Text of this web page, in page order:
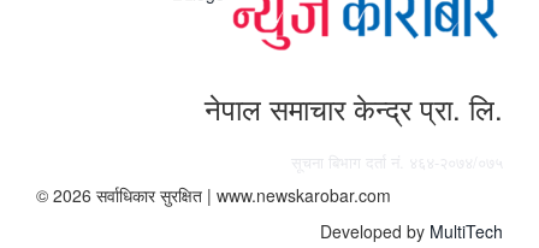
नेपाल समाचार केन्द्र प्रा. लि.
सूचना बिभाग दर्ता नं. ४६४-२०७४/०७५
© 2026 सर्वाधिकार सुरक्षित | www.newskarobar.com
Developed by MultiTech